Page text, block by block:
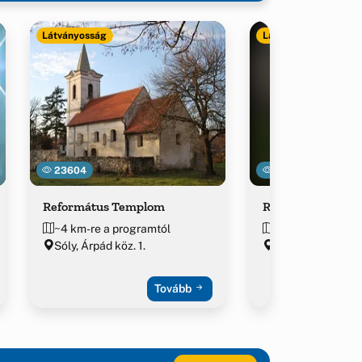
23604
Látványosság
Református Templom
~4 km-re a programtól
Sóly, Árpád köz. 1.
Tovább
Látványosság
Római kori hidak